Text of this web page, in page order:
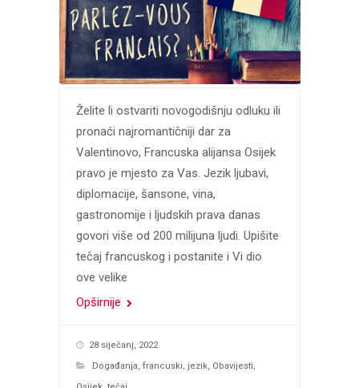
Želite li ostvariti novogodišnju odluku ili
pronaći najromantičniji dar za
Valentinovo, Francuska alijansa Osijek
pravo je mjesto za Vas. Jezik ljubavi,
diplomacije, šansone, vina,
gastronomije i ljudskih prava danas
govori više od 200 milijuna ljudi. Upišite
tečaj francuskog i postanite i Vi dio
ove velike
Opširnije
28 siječanj, 2022
Događanja, francuski, jezik, Obavijesti,